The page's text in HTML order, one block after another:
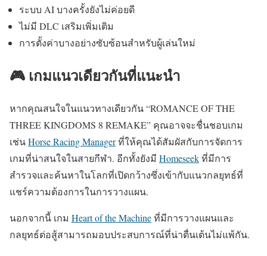
ระบบ AI บางครั้งยังไม่ค่อยดี
ไม่มี DLC เสริมเพิ่มเติม
การตั้งค่าบางอย่างซับซ้อนสำหรับผู้เล่นใหม่
🎮 เกมแนวเดียวกันที่แนะนำ
หากคุณสนใจในแนวทางเดียวกัน “ROMANCE OF THE
THREE KINGDOMS 8 REMAKE” คุณอาจจะชื่นชอบเกม
เช่นHorse Racing Managerที่ให้คุณได้สัมผัสกับการจัดการ
เกมที่น่าสนใจในสายกีฬา. อีกทั้งยังมี Homeseekที่มีการ
สำรวจและค้นหาในโลกที่เปิดกว้างซึ่งเข้ากับแนวกลยุทธ์ที่
แชร์ความต้องการในการวางแผน.
นอกจากนี้ เกม Heart of the Machineที่มีการวางแผนและ
กลยุทธ์ต่อสู้สามารถมอบประสบการณ์ที่น่าตื่นเต้นไม่แพ้กัน.